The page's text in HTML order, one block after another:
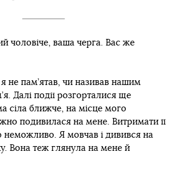
ваша черга. Вас же
я не пам’ятав, чи називав нашим
Далі події розгорталися ще
сіла ближче, на місце мого
подивилася на мене. Витримати її
неможливо. Я мовчав і дивився на
Вона теж глянула на мене й